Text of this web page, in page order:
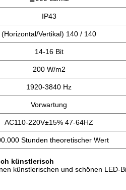
IP43
(Horizontal/Vertikal) 140 / 140
14-16 Bit
200 W/m2
1920-3840 Hz
Vorwartung
AC110-220V±15% 47-64HZ
Stunden theoretischer Wert
künstlerisch
künstlerischen und schönen LED-